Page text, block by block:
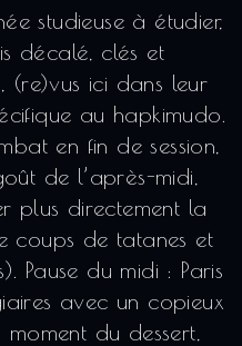
studieuse à étudier,
décalé, clés et
(re)vus ici dans leur
au hapkimudo.
en fin de session,
de l’après-midi,
plus directement la
coups de tatanes et
Pause du midi : Paris
avec un copieux
du dessert,